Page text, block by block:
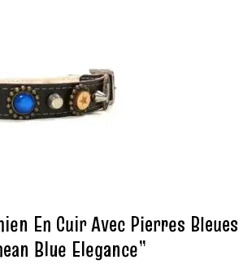
En Cuir Avec Pierres Bleues
Blue Elegance”